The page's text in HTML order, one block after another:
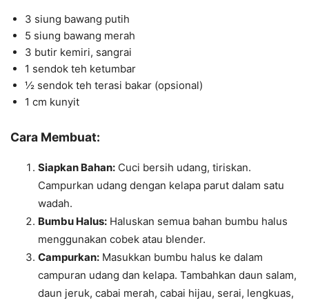
3 siung bawang putih
5 siung bawang merah
3 butir kemiri, sangrai
1 sendok teh ketumbar
½ sendok teh terasi bakar (opsional)
1 cm kunyit
Cara Membuat:
Siapkan Bahan: Cuci bersih udang, tiriskan.
Campurkan udang dengan kelapa parut dalam satu
wadah.
Bumbu Halus: Haluskan semua bahan bumbu halus
menggunakan cobek atau blender.
Campurkan: Masukkan bumbu halus ke dalam
campuran udang dan kelapa. Tambahkan daun salam,
daun jeruk, cabai merah, cabai hijau, serai, lengkuas,